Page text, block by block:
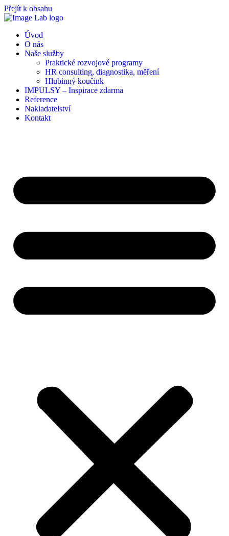
Přejít k obsahu
Úvod
O nás
Naše služby
Praktické rozvojové programy
HR consulting, diagnostika, měření
Hlubinný koučink
IMPULSY – Inspirace zdarma
Reference
Nakladatelství
Kontakt